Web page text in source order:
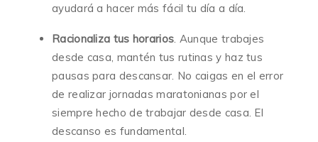
ayudará a hacer más fácil tu día a día.
Racionaliza tus horarios. Aunque trabajes
desde casa, mantén tus rutinas y haz tus
pausas para descansar. No caigas en el error
de realizar jornadas maratonianas por el
siempre hecho de trabajar desde casa. El
descanso es fundamental.